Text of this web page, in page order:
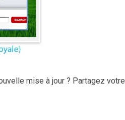
mise à jour ? Partagez votre